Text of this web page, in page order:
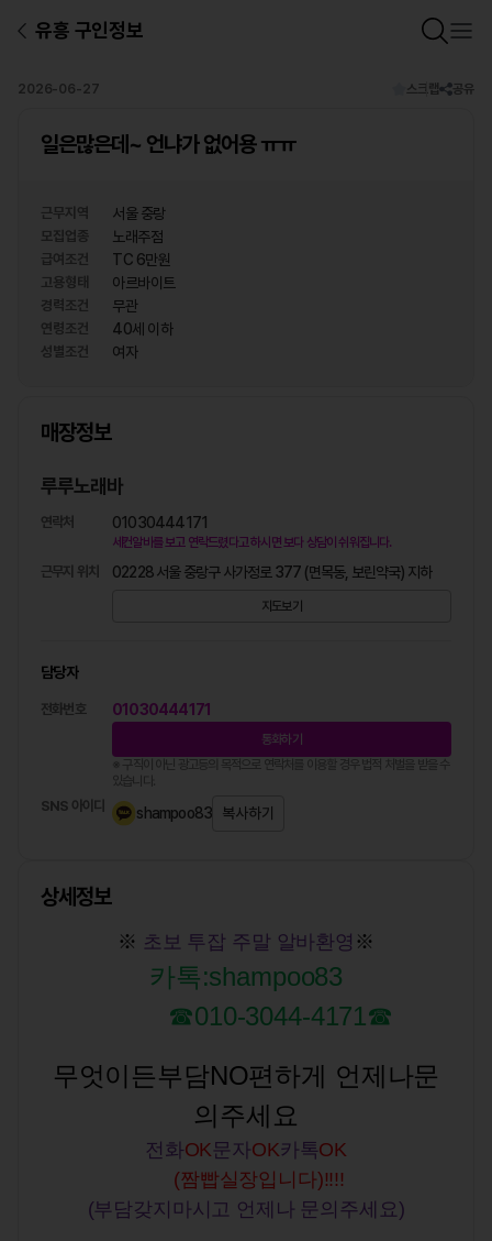
유흥 구인정보
2026-06-27 스크랩 공유
일은많은데~ 언냐가 없어용 ㅠㅠ
근무지역 서울 중랑
모집업종 노래주점
급여조건 TC 6만원
고용형태 아르바이트
경력조건 무관
연령조건 40세 이하
성별조건 여자
매장정보
루루노래바
연락처 01030444171
세컨알바를 보고 연락드렸다고 하시면 보다 상담이 쉬워집니다.
근무지 위치 02228 서울 중랑구 사가정로 377 (면목동, 보린약국) 지하
지도보기
담당자
전화번호 01030444171
통화하기
※ 구직이 아닌 광고등의 목적으로 연락처를 이용할 경우 법적 처벌을 받을 수
있습니다.
SNS 아이디 shampoo83 복사하기
상세정보
※ 초보 투잡 주말 알바환영 ※
카톡:shampoo83
☎010-3044-4171☎
무엇이든부담NO편하게 언제나문
의주세요
전화OK문자OK카톡OK
(짬빱실장입니다)!!!!
(부담갖지마시고 언제나 문의주세요)